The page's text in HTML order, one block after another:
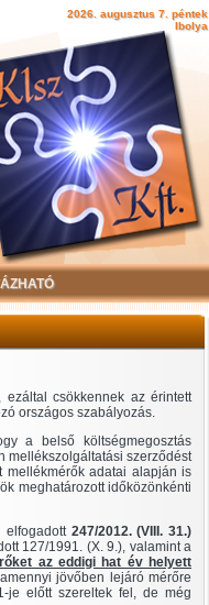
2026. augusztus 7. péntek
Ibolya
csökkennek az érintett
országos szabályozás.
a belső költségmegosztás
mellékszolgáltatási szerződést
mellékmérők adatai alapján is
meghatározott időközönkénti
elfogadott 247/2012. (VIII. 31.)
127/1991. (X. 9.), valamint a
az eddigi hat év helyett
jövőben lejáró mérőre
je előtt szereltek fel, de még